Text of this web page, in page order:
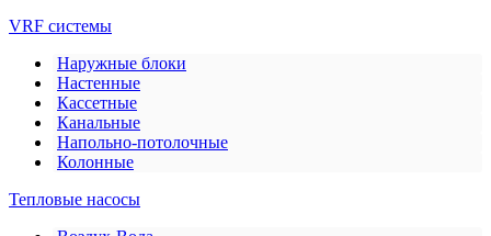
VRF системы
Наружные блоки
Настенные
Кассетные
Канальные
Напольно-потолочные
Колонные
Тепловые насосы